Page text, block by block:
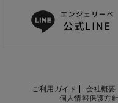
ご利用ガイド 会社概要
個人情報保護方